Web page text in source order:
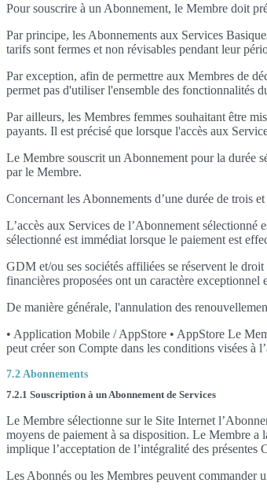
Pour souscrire à un Abonnement, le Membre doit
Par principe, les Abonnements aux Services
tarifs sont fermes et non révisables pendant leur
Par exception, afin de permettre aux Membres de
permet pas d'utiliser l'ensemble des fonctionnalités
Par ailleurs, les Membres femmes souhaitant être
payants. Il est précisé que lorsque l'accès aux
Le Membre souscrit un Abonnement pour la durée
par le Membre.
Concernant les Abonnements d’une durée de trois
L’accès aux Services de l’Abonnement
sélectionné est immédiat lorsque le paiement est
GDM et/ou ses sociétés affiliées se réservent le
financières proposées ont un caractère
De manière générale, l'annulation des
• Application Mobile / AppStore • AppStore Le
peut créer son Compte dans les conditions visées à
7.2 Abonnements
7.2.1 Souscription à un Abonnement de Services
Le Membre sélectionne sur le Site Internet
moyens de paiement à sa disposition. Le Membre
implique l’acceptation de l’intégralité des présentes
Les Abonnés ou les Membres peuvent commander